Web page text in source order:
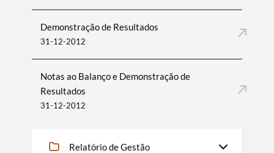
Demonstração de Resultados
31-12-2012
Notas ao Balanço e Demonstração de
Resultados
31-12-2012
Relatório de Gestão